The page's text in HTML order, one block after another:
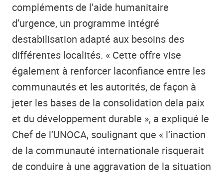
compléments de l’aide humanitaire
d’urgence, un programme intégré
destabilisation adapté aux besoins des
différentes localités. « Cette offre vise
également à renforcer laconfiance entre les
communautés et les autorités, de façon à
jeter les bases de la consolidation dela paix
et du développement durable », a expliqué le
Chef de l’UNOCA, soulignant que « l’inaction
de la communauté internationale risquerait
de conduire à une aggravation de la situation